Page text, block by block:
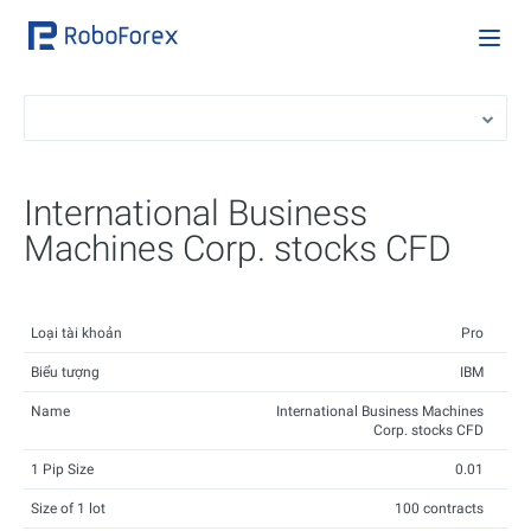
International Business
Machines Corp. stocks CFD
Loại tài khoản Pro
Biểu tượng IBM
Name
International Business Machines
Corp. stocks CFD
1 Pip Size 0.01
Size of 1 lot 100 contracts